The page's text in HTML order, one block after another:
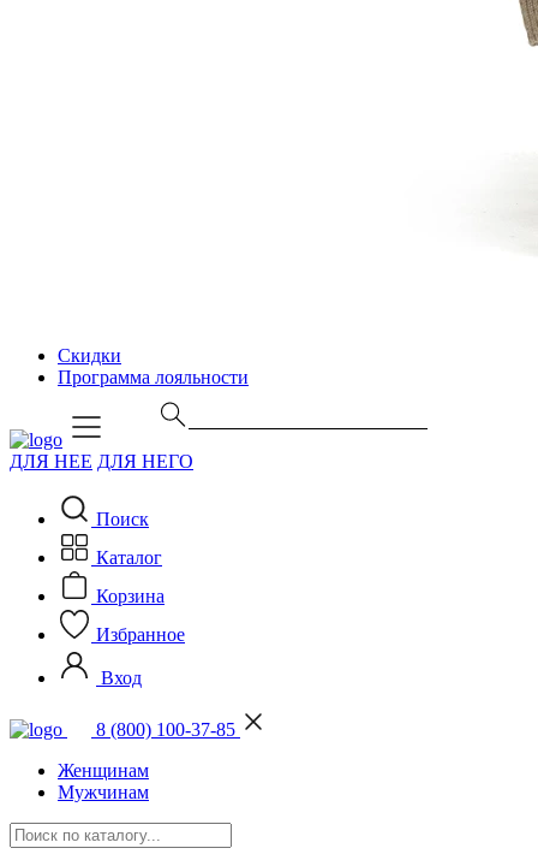
Скидки
Программа лояльности
ДЛЯ НЕЕ ДЛЯ НЕГО
Поиск
Каталог
Корзина
Избранное
Вход
8 (800) 100-37-85
Женщинам
Мужчинам